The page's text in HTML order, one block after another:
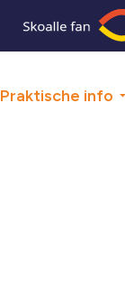
Praktische info